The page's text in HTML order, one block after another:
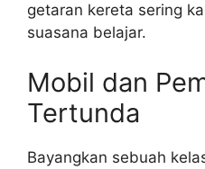
getaran kereta sering
suasana belajar.
Mobil dan
Tertunda
Bayangkan sebuah